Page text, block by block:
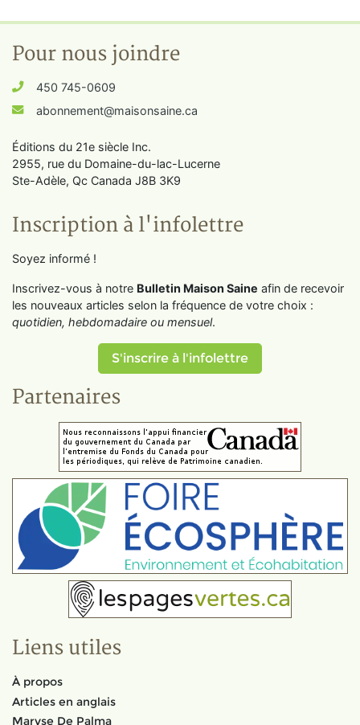
Pour nous joindre
450 745-0609
abonnement@maisonsaine.ca
Éditions du 21e siècle Inc.
2955, rue du Domaine-du-lac-Lucerne
Ste-Adèle, Qc Canada J8B 3K9
Inscription à l'infolettre
Soyez informé !
Inscrivez-vous à notre Bulletin Maison Saine afin de recevoir
les nouveaux articles selon la fréquence de votre choix :
quotidien, hebdomadaire ou mensuel.
S'inscrire à l'infolettre
Partenaires
Liens utiles
À propos
Articles en anglais
Maryse De Palma